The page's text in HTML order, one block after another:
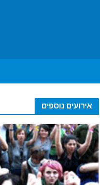
אירועים נוספים